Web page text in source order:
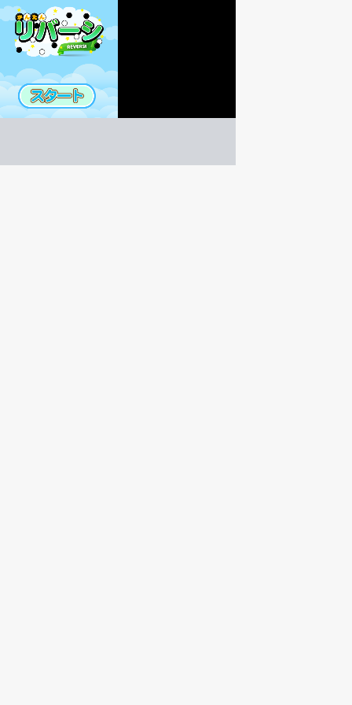
かんたんリバーシ
ボードゲーム
ゲーム紹介 -相手のコマをはさんで自分のコマにする！簡単
遊び方 -自分のコマ（白）で相手のコマ（黒）をはさめば自